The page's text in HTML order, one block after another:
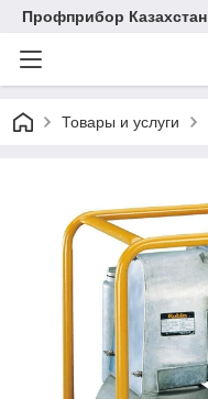
Профприбор Казахстан
Товары и услуги